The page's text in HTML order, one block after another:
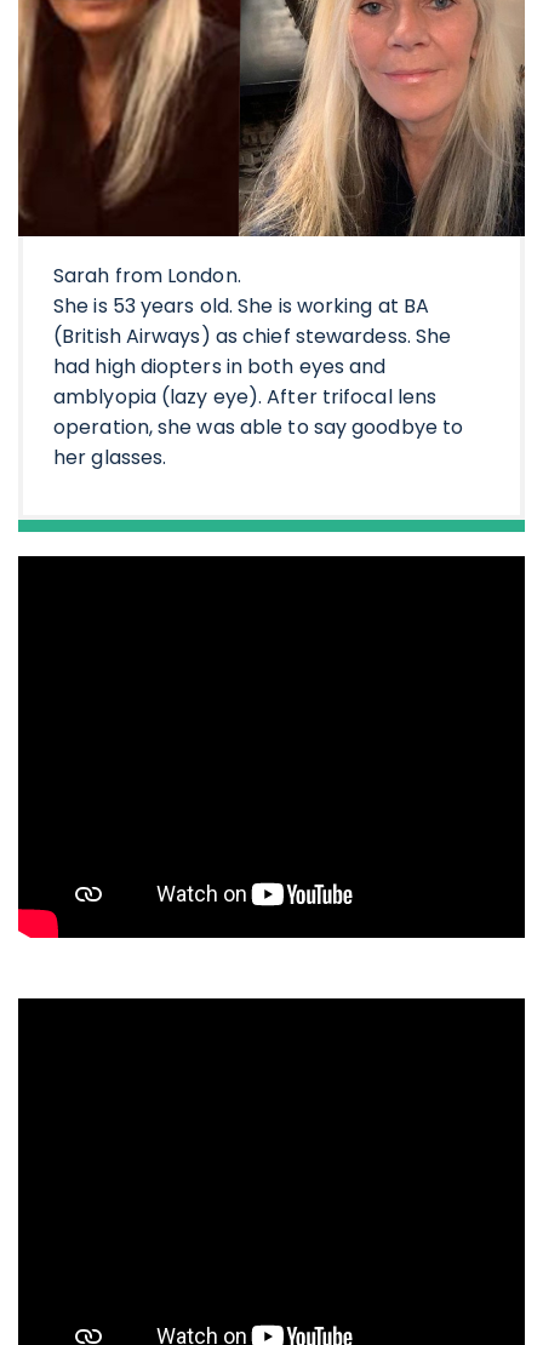
Sarah from London.
She is 53 years old. She is working at BA
(British Airways) as chief stewardess. She
had high diopters in both eyes and
amblyopia (lazy eye). After trifocal lens
operation, she was able to say goodbye to
her glasses.